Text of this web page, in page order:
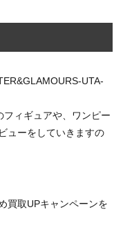
UTA-
ィギュアや、ワンピー
ューをしていきますの
買取UPキャンペーンを